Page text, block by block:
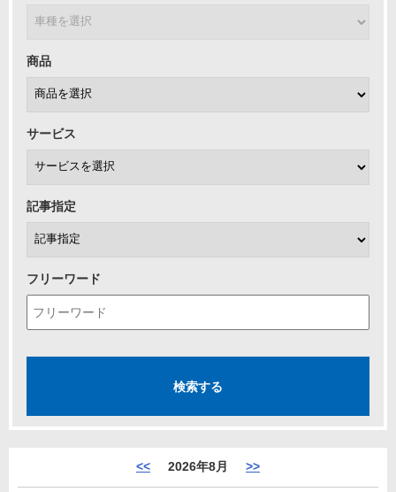
商品
サービス
記事指定
フリーワード
<< 2026年8月 >>